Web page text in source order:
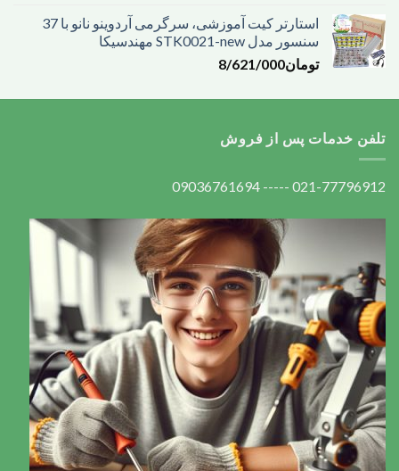
استارتر کیت آموزشی، سرگرمی آردوینو نانو با 37
سنسور مدل STK0021-new مهندسیکا
تومان8/621/000
تلفن خدمات پس از فروش
021-77796912 ----- 09036761694